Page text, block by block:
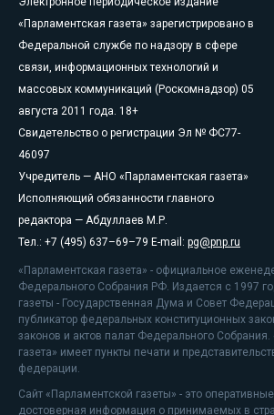
«Парламентская газета» зарегистрировано в
Федеральной службе по надзору в сфере
связи, информационных технологий и
массовых коммуникаций (Роскомнадзор) 05
августа 2011 года. 18+
Свидетельство о регистрации Эл № ФС77-
46097
Учредитель — АНО «Парламентская газета»
Исполняющий обязанности главного
редактора — Абдуллаев М.Р.
Тел.: +7 (495) 637–69–79 E-mail: pg@pnp.ru
«Парламентская газета» - официальное
Федерального Собрания РФ. Издается с 1997
газеты - Государственная Дума и Совет
публикатор федеральных конституционных
законов и актов палат Федерального
газета» имеет пункты печати и
федерации.
Сайт «Парламентской газеты» - это
достоверная информация о принимаемых в